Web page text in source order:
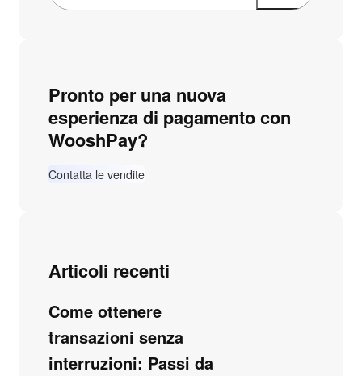
Pronto per una nuova
esperienza di pagamento con
WooshPay?
Contatta le vendite
Articoli recenti
Come ottenere
transazioni senza
interruzioni: Passi da